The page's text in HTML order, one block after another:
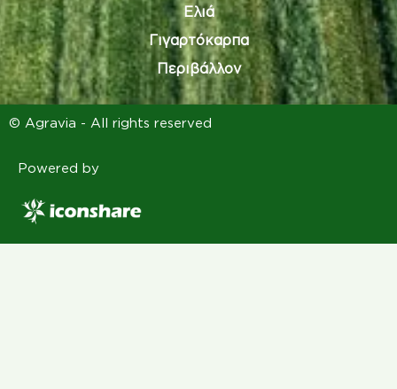
Ελιά
Γιγαρτόκαρπα
Περιβάλλον
© Agravia - All rights reserved
Powered by